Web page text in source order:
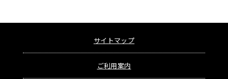
サイトマップ
ご利用案内